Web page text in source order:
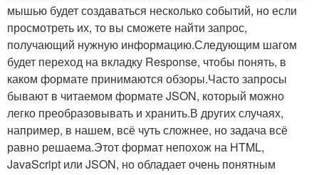
мышью будет создаваться несколько событий, но если
просмотреть их, то вы сможете найти запрос,
получающий нужную информацию.Следующим шагом
будет переход на вкладку Response, чтобы понять, в
каком формате принимаются обзоры.Часто запросы
бывают в читаемом формате JSON, который можно
легко преобразовывать и хранить.В других случаях,
например, в нашем, всё чуть сложнее, но задача всё
равно решаема.Этот формат непохож на HTML,
JavaScript или JSON, но обладает очень понятным